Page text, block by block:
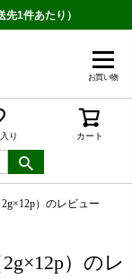
1件あたり）
お買い物
り カート
）のレビュー
）のレ